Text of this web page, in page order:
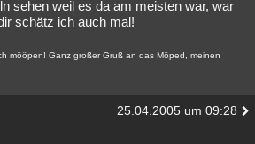
sehen weil es da am meisten war, war
schätz ich auch mal!
mööpen! Ganz großer Gruß an das Möped, meinen
25.04.2005 um 09:28